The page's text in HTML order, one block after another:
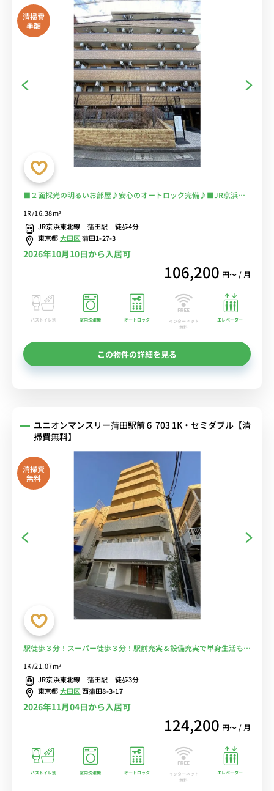
清掃費
半額
■２面採光の明るいお部屋♪安心のオートロック完備♪■JR京浜東
く便利■選べるWi-Fi格安レンタル中！
1R/16.38m²
JR京浜東北線 蒲田駅 徒歩4分
東京都大田区蒲田1-27-3
2026年10月10日から入居可
106,200 円〜 / 月
バストイレ別 室内洗濯機 オートロック
インターネット
無料
エレベーター
この物件の詳細を見る
ユニオンマンスリー蒲田駅前６ 703 1K・セミダブル【清
掃費無料】
清掃費
無料
駅徒歩３分！スーパー徒歩３分！駅前充実＆設備充実で単身生活も充
1K/21.07m²
JR京浜東北線 蒲田駅 徒歩3分
東京都大田区西蒲田8-3-17
2026年11月04日から入居可
124,200 円〜 / 月
バストイレ別 室内洗濯機 オートロック
インターネット
無料
エレベーター